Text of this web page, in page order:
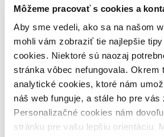
Môžeme pracovať s cookies a
Aby sme vedeli, ako sa na našom
mohli vám zobraziť tie najlepšie
cookies. Niektoré sú naozaj
stránka vôbec nefungovala. Okrem
analytické cookies, ktoré nám
náš web funguje, a stále ho pre vás
Personalizačné cookies nám
stránku pre vašu lepšiu orientáciu.
Zúžiť výber
Zoradiť
Bestsellery
Top hodnotené
Novinky
Najdrahšie